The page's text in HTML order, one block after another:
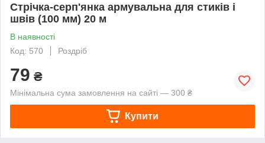
Стрічка-серп'янка армувальна для стиків і
швів (100 мм) 20 м
В наявності
Код: 570
Роздріб
79 ₴
Мінімальна сума замовлення на сайті — 300 ₴
Купити